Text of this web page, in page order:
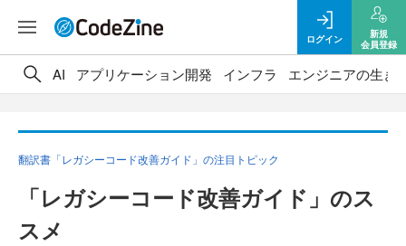
ログイン
新規
会員登録
AI アプリケーション開発 インフラ エンジニアの生き
翻訳書「レガシーコード改善ガイド」の注目トピック
「レガシーコード改善ガイド」のス
スメ